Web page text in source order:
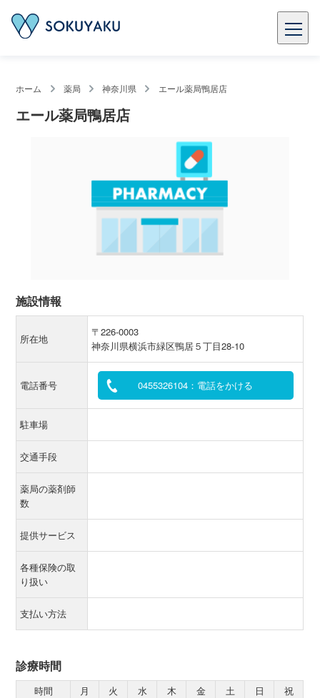
ホーム 薬局 神奈川県 エール薬局鴨居店
エール薬局鴨居店
施設情報
所在地
〒226-0003
神奈川県横浜市緑区鴨居５丁目28-10
電話番号 0455326104：電話をかける
駐車場
交通手段
薬局の薬剤師
数
提供サービス
各種保険の取
り扱い
支払い方法
診療時間
時間 月 火 水 木 金 土 日
祝